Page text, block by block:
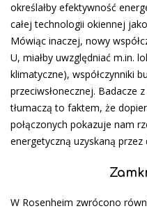
określałby efektywność
całej technologii okiennej
Mówiąc inaczej, nowy
U, miałby uwzględniać m.in.
klimatyczne), współczynniki
przeciwsłonecznej. Badacze
tłumaczą to faktem, że
połączonych pokazuje nam
energetyczną uzyskaną przez
W Rosenheim zwrócono